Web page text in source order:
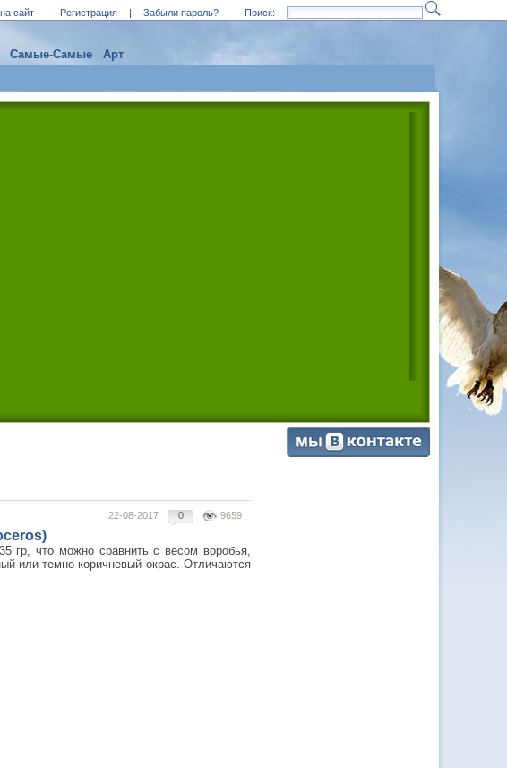
сайт | Регистрация | Забыли пароль? Поиск:
Самые-Самые Арт
9659
0
22-08-2017
гр, что можно сравнить с весом воробья,
или темно-коричневый окрас. Отличаются